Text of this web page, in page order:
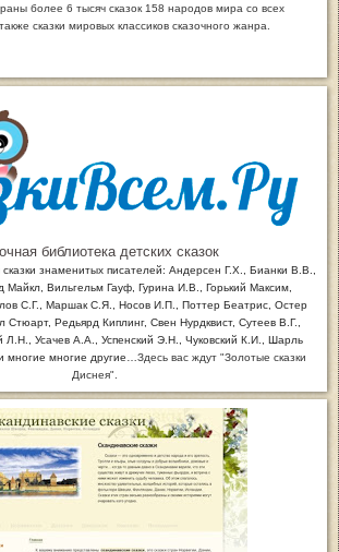
более 6 тысяч сказок 158 народов мира со всех
сказки мировых классиков сказочного жанра.
библиотека детских сказок
знаменитых писателей: Андерсен Г.Х., Бианки В.В.,
Майкл, Вильгельм Гауф, Гурина И.В., Горький Максим,
С.Г., Маршак С.Я., Носов И.П., Поттер Беатрис, Остер
Редьярд Киплинг, Свен Нурдквист, Сутеев В.Г.,
Л.Н., Усачев А.А., Успенский Э.Н., Чуковский К.И., Шарль
многие другие… Здесь вас ждут "Золотые сказки
Диснея".